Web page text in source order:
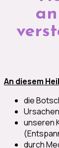
An diesem
die
unseren
durch